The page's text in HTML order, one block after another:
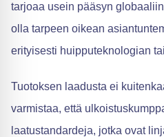
tarjoaa usein pääsyn
olla tarpeen oikean
erityisesti huipputeknologian
Tuotoksen laadusta ei
varmistaa, että
laatustandardeja, jotka ovat